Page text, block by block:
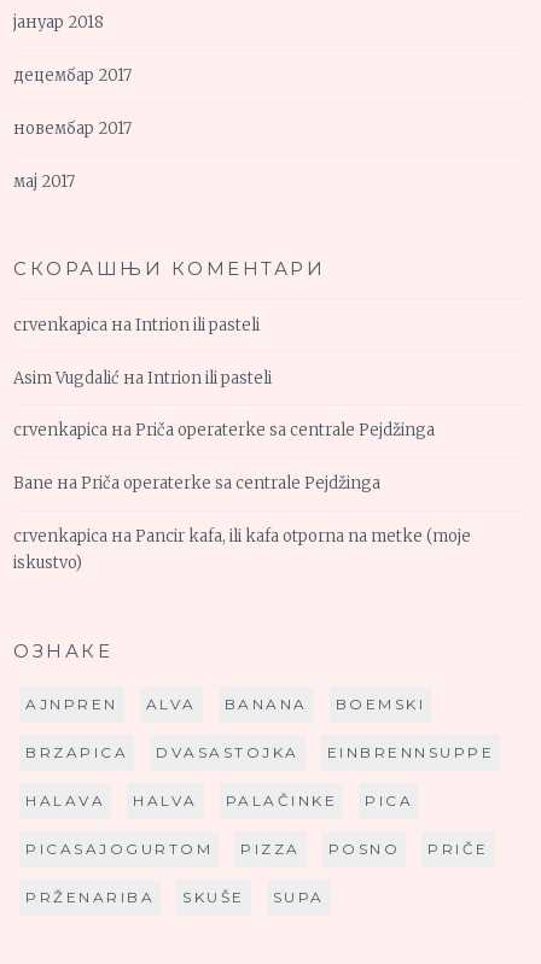
јануар 2018
децембар 2017
новембар 2017
мај 2017
СКОРАШЊИ КОМЕНТАРИ
crvenkapica наIntrion ili pasteli
Asim Vugdalić наIntrion ili pasteli
crvenkapica наPriča operaterke sa centrale Pejdžinga
Bane наPriča operaterke sa centrale Pejdžinga
crvenkapica наPancir kafa, ili kafa otporna na metke (moje
iskustvo)
ОЗНАКЕ
AJNPREN ALVA BANANA BOEMSKI
BRZAPICA DVASASTOJKA EINBRENNSUPPE
HALAVA HALVA PALAČINKE PICA
PICASAJOGURTOM PIZZA POSNO PRIČE
PRŽENARIBA SKUŠE SUPA